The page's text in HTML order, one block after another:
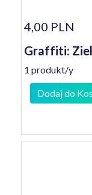
4,00 PLN
Graffiti:
1 produkt/y
Dodaj do